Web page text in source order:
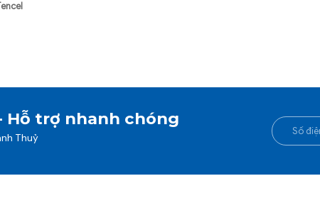
Hỗ trợ nhanh chóng
Thuỷ